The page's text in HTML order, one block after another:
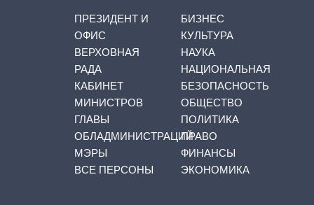
ПРЕЗИДЕНТ И
ОФИС
ВЕРХОВНАЯ
РАДА
КАБИНЕТ
МИНИСТРОВ
ГЛАВЫ
ОБЛАДМИНИСТРАЦИЙ
МЭРЫ
ВСЕ ПЕРСОНЫ
БИЗНЕС
КУЛЬТУРА
НАУКА
НАЦИОНАЛЬНАЯ
БЕЗОПАСНОСТЬ
ОБЩЕСТВО
ПОЛИТИКА
ПРАВО
ФИНАНСЫ
ЭКОНОМИКА